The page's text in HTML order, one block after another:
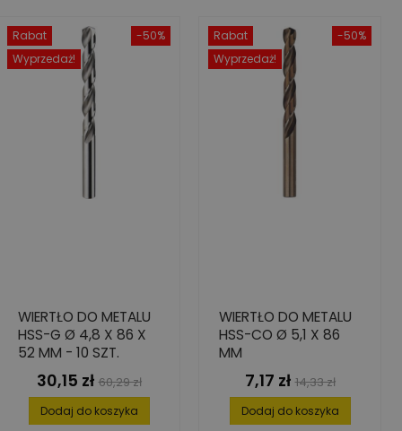
-50%
Rabat
Wyprzedaż!
WIERTŁO DO METALU
HSS-G Ø 4,8 X 86 X
52 MM - 10 SZT.
Cena
30,15 zł Cena
podstawowa
60,29 zł
Dodaj do koszyka
-50%
Rabat
Wyprzedaż!
WIERTŁO DO METALU
HSS-CO Ø 5,1 X 86
MM
Cena
7,17 zł Cena
podstawowa
14,33 zł
Dodaj do koszyka